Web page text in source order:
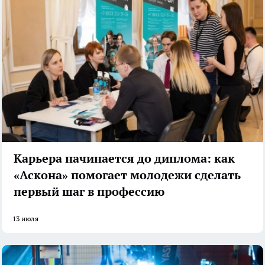
Карьера начинается до диплома: как
«Аскона» помогает молодежи сделать
первый шаг в профессию
13 июля